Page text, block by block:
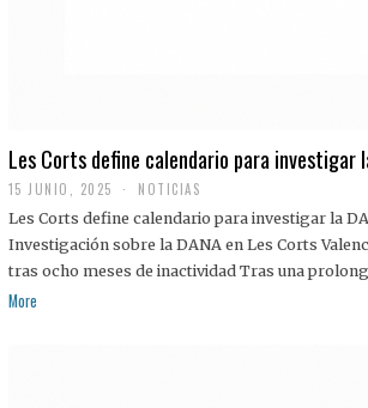
Les Corts define calendario para investigar
15 JUNIO, 2025 NOTICIAS
Les Corts define calendario para investigar la
Investigación sobre la DANA en Les Corts
tras ocho meses de inactividad Tras una
More